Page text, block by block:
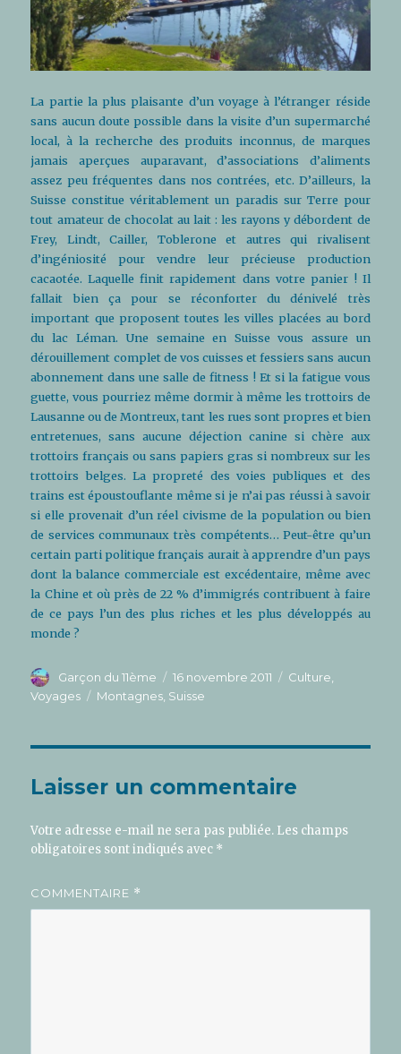
La partie la plus plaisante d’un voyage à l’étranger réside
sans aucun doute possible dans la visite d’un supermarché
local, à la recherche des produits inconnus, de marques
jamais aperçues auparavant, d’associations d’aliments
assez peu fréquentes dans nos contrées, etc. D’ailleurs, la
Suisse constitue véritablement un paradis sur Terre pour
tout amateur de chocolat au lait : les rayons y débordent de
Frey, Lindt, Cailler, Toblerone et autres qui rivalisent
d’ingéniosité pour vendre leur précieuse production
cacaotée. Laquelle finit rapidement dans votre panier ! Il
fallait bien ça pour se réconforter du dénivelé très
important que proposent toutes les villes placées au bord
du lac Léman. Une semaine en Suisse vous assure un
dérouillement complet de vos cuisses et fessiers sans aucun
abonnement dans une salle de fitness ! Et si la fatigue vous
guette, vous pourriez même dormir à même les trottoirs de
Lausanne ou de Montreux, tant les rues sont propres et bien
entretenues, sans aucune déjection canine si chère aux
trottoirs français ou sans papiers gras si nombreux sur les
trottoirs belges. La propreté des voies publiques et des
trains est époustouflante même si je n’ai pas réussi à savoir
si elle provenait d’un réel civisme de la population ou bien
de services communaux très compétents… Peut-être qu’un
certain parti politique français aurait à apprendre d’un pays
dont la balance commerciale est excédentaire, même avec
la Chine et où près de 22 % d’immigrés contribuent à faire
de ce pays l’un des plus riches et les plus développés au
monde ?
Auteur
Garçon du 11ème
Publié
le
16 novembre 2011 Catégories
Culture
Voyages
Étiquettes
Montagnes Suisse
Laisser un commentaire
Votre adresse e-mail ne sera pas publiée. Les champs
obligatoires sont indiqués avec *
COMMENTAIRE *